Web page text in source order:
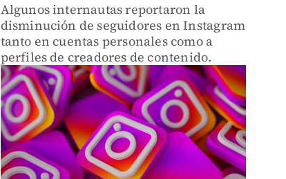
Algunos internautas reportaron la
disminución de seguidores en Instagram
tanto en cuentas personales como a
perfiles de creadores de contenido.